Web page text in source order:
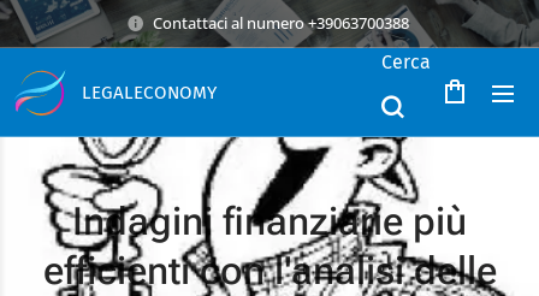
Contattaci al numero +39063700388
LEGALECONOMY
Cerca
Indagini finanziarie più
efficienti con l'analisi delle